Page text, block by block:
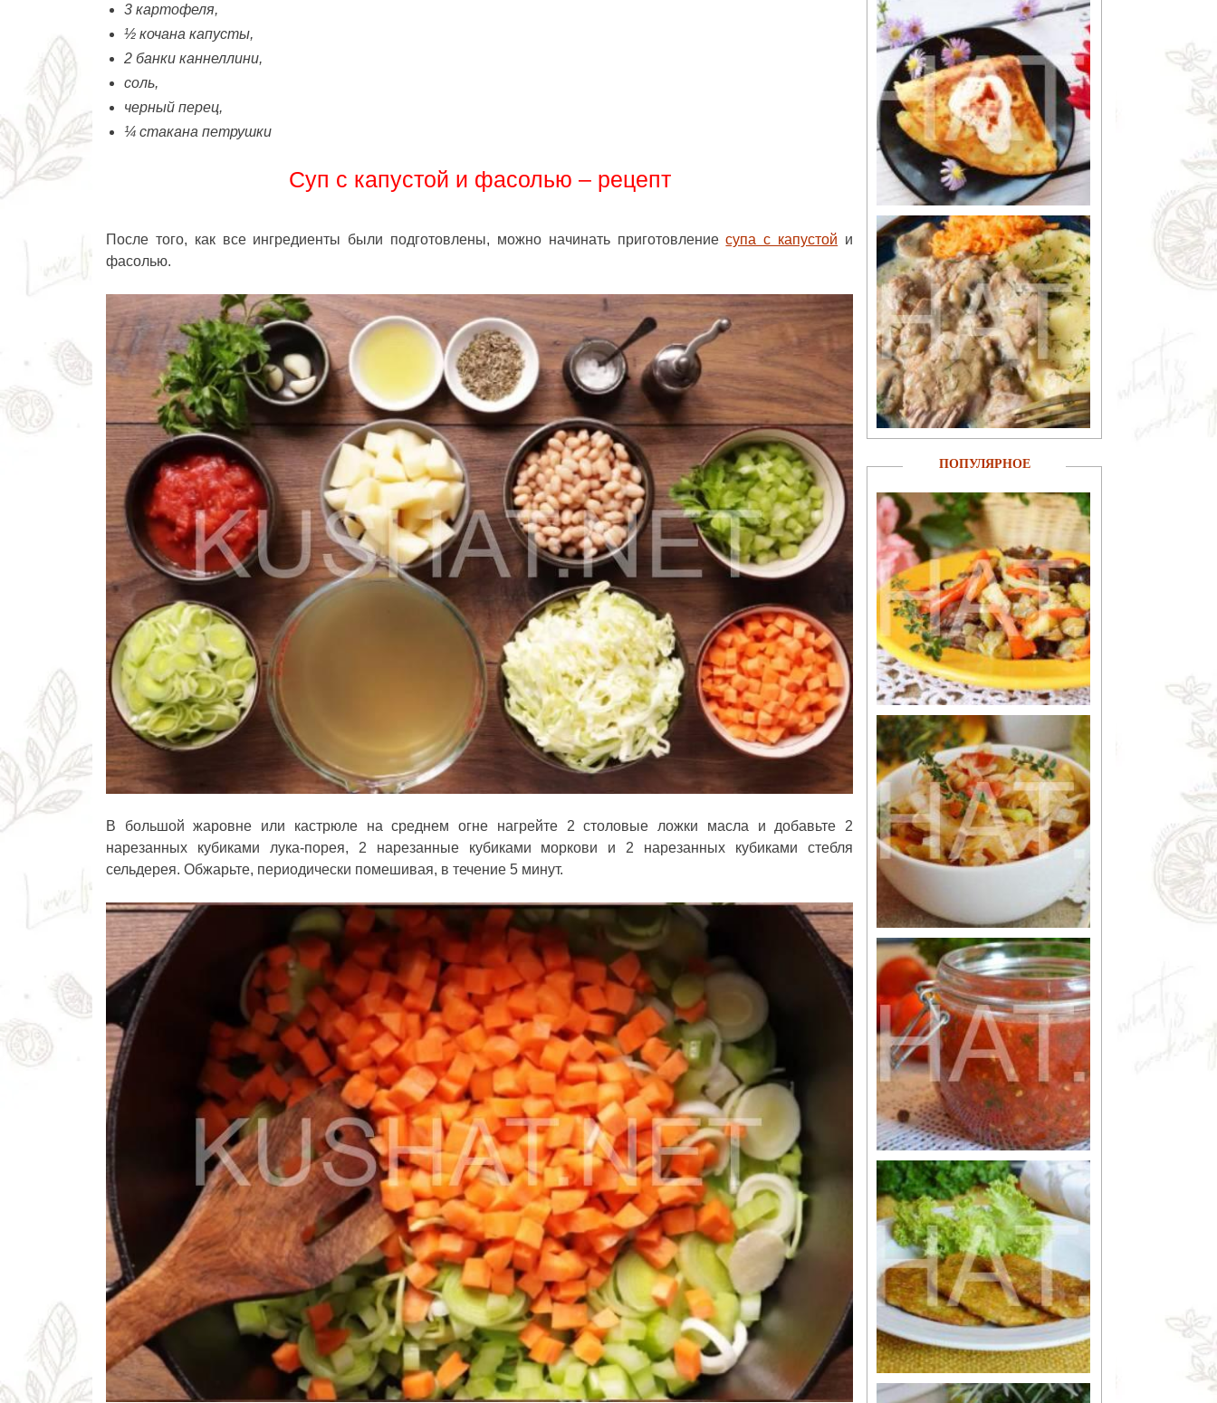
3 картофеля,
½ кочана капусты,
2 банки каннеллини,
соль,
черный перец,
¼ стакана петрушки
Суп c капустой и фасолью – рецепт
После того, как все ингредиенты были подготовлены, можно начинать приготовлениесупа с капустой и
фасолью.
В большой жаровне или кастрюле на среднем огне нагрейте 2 столовые ложки масла и добавьте 2
нарезанных кубиками лука-порея, 2 нарезанные кубиками моркови и 2 нарезанных кубиками стебля
сельдерея. Обжарьте, периодически помешивая, в течение 5 минут.
ПОПУЛЯРНОЕ